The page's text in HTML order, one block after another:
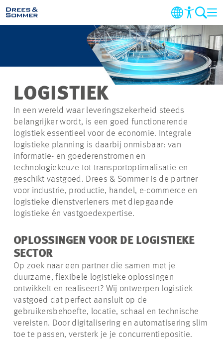
DIENSTEN
SECTOREN
PROJECTEN
BEDRIJF
DUURZAAMHEID
CARRIERE
CONTACT
LOGISTIEK
In een wereld waar leveringszekerheid steeds
belangrijker wordt, is een goed functionerende
logistiek essentieel voor de economie. Integrale
logistieke planning is daarbij onmisbaar: van
informatie- en goederenstromen en
technologiekeuze tot transportoptimalisatie en
geschikt vastgoed. Drees & Sommer is de partner
voor industrie, productie, handel, e-commerce en
logistieke dienstverleners met diepgaande
logistieke én vastgoedexpertise.
OPLOSSINGEN VOOR DE LOGISTIEKE
SECTOR
Op zoek naar een partner die samen met je
duurzame, flexibele logistieke oplossingen
ontwikkelt en realiseert? Wij ontwerpen logistiek
vastgoed dat perfect aansluit op de
gebruikersbehoefte, locatie, schaal en technische
vereisten. Door digitalisering en automatisering slim
toe te passen, versterk je je concurrentiepositie.